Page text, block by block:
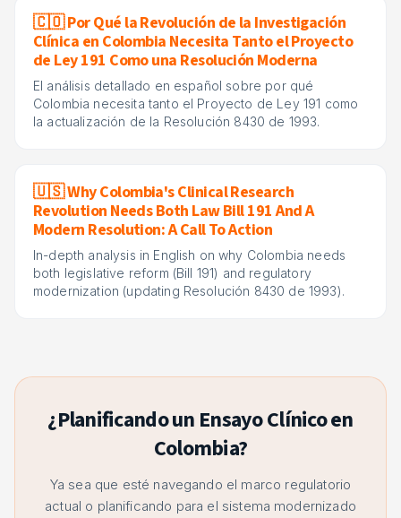
🇨🇴 Por Qué la Revolución de la Investigación
Clínica en Colombia Necesita Tanto el Proyecto
de Ley 191 Como una Resolución Moderna
El análisis detallado en español sobre por qué
Colombia necesita tanto el Proyecto de Ley 191 como
la actualización de la Resolución 8430 de 1993.
🇺🇸 Why Colombia's Clinical Research
Revolution Needs Both Law Bill 191 And A
Modern Resolution: A Call To Action
In-depth analysis in English on why Colombia needs
both legislative reform (Bill 191) and regulatory
modernization (updating Resolución 8430 de 1993).
¿Planificando un Ensayo Clínico en
Colombia?
Ya sea que esté navegando el marco regulatorio
actual o planificando para el sistema modernizado